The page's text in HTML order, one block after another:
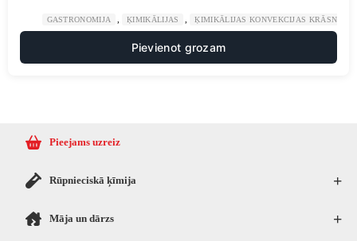
GASTRONOMIJA ĶIMIKĀLIJAS ĶIMIKĀLIJAS KONVEKCIJAS KRĀSNĪM
Pievienot grozam
Pieejams uzreiz
+
Rūpnieciskā ķīmija
+
Māja un dārzs